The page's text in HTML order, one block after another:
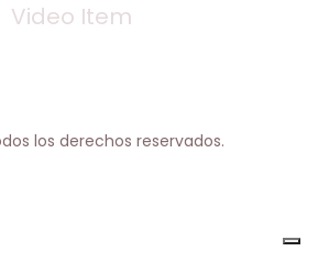
Video Item
los derechos reservados.